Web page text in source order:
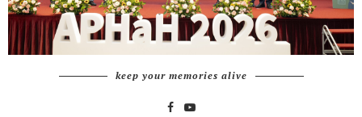
keep your memories alive